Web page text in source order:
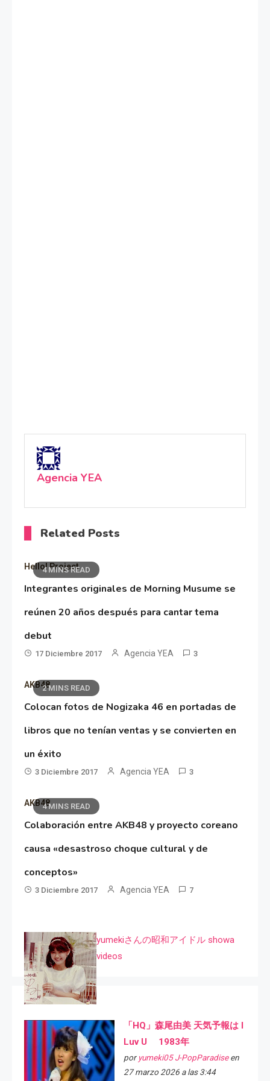
Agencia YEA
Related Posts
4 MINS READ
Hello! Project
Integrantes originales de Morning Musume se
reúnen 20 años después para cantar tema
debut
17 Diciembre 2017 Agencia YEA 3
2 MINS READ
AKB48
Colocan fotos de Nogizaka 46 en portadas de
libros que no tenían ventas y se convierten en
un éxito
3 Diciembre 2017 Agencia YEA 3
4 MINS READ
AKB48
Colaboración entre AKB48 y proyecto coreano
causa «desastroso choque cultural y de
conceptos»
3 Diciembre 2017 Agencia YEA 7
yumekiさんの昭和アイドル showa
videos
「HQ」森尾由美 天気予報は I
Luv U 1983年
por yumeki05 J-PopParadiseen
27 marzo 2026 a las 3:44